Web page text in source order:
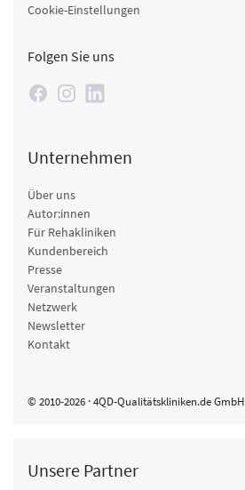
Cookie-Einstellungen
Folgen Sie uns
Unternehmen
Über uns
Autor:innen
Für Rehakliniken
Kundenbereich
Presse
Veranstaltungen
Netzwerk
Newsletter
Kontakt
© 2010-2026 · 4QD-Qualitätskliniken.de GmbH
Unsere Partner